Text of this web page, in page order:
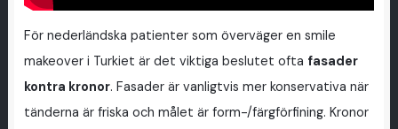
För nederländska patienter som överväger en smile
makeover i Turkiet är det viktiga beslutet ofta fasader
kontra kronor. Fasader är vanligtvis mer konservativa när
tänderna är friska och målet är form-/färgförfining. Kronor